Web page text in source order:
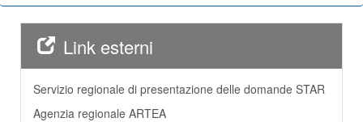
Link esterni
Servizio regionale di presentazione delle domande STAR
Agenzia regionale ARTEA